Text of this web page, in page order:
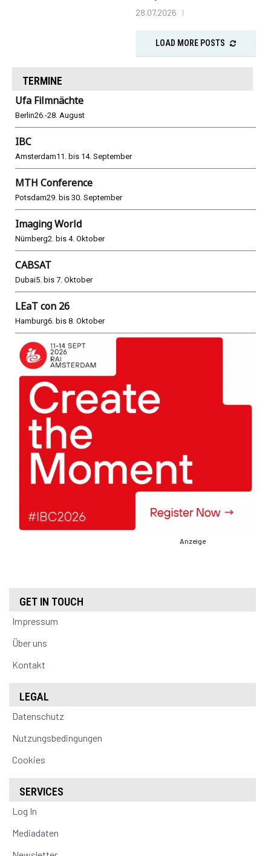
28.07.2026
LOAD MORE POSTS
TERMINE
Ufa Filmnächte
Berlin26.-28. August
IBC
Amsterdam11. bis 14. September
MTH Conference
Potsdam29. bis 30. September
Imaging World
Nürnberg2. bis 4. Oktober
CABSAT
Dubai5. bis 7. Oktober
LEaT con 26
Hamburg6. bis 8. Oktober
Anzeige
GET IN TOUCH
Impressum
Über uns
Kontakt
LEGAL
Datenschutz
Nutzungsbedingungen
Cookies
SERVICES
Log In
Mediadaten